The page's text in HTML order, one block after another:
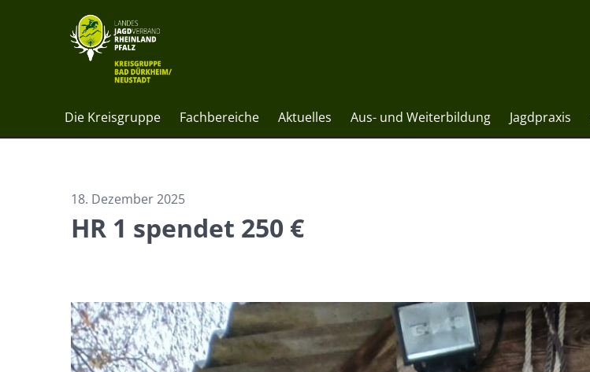
Die Kreisgruppe Fachbereiche Aktuelles Aus- und Weiterbildung Jagdpraxis
18. Dezember 2025
HR 1 spendet 250 €